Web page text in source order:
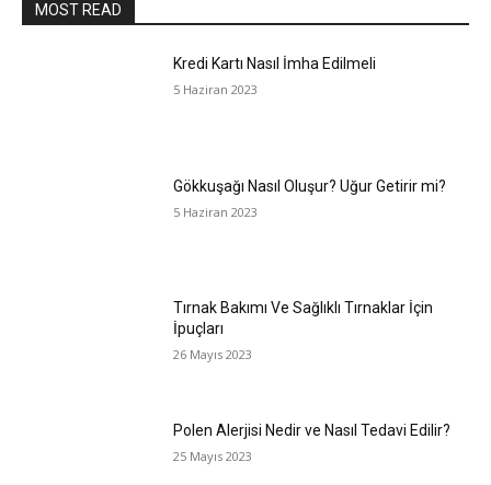
MOST READ
Kredi Kartı Nasıl İmha Edilmeli
5 Haziran 2023
Gökkuşağı Nasıl Oluşur? Uğur Getirir mi?
5 Haziran 2023
Tırnak Bakımı Ve Sağlıklı Tırnaklar İçin
İpuçları
26 Mayıs 2023
Polen Alerjisi Nedir ve Nasıl Tedavi Edilir?
25 Mayıs 2023